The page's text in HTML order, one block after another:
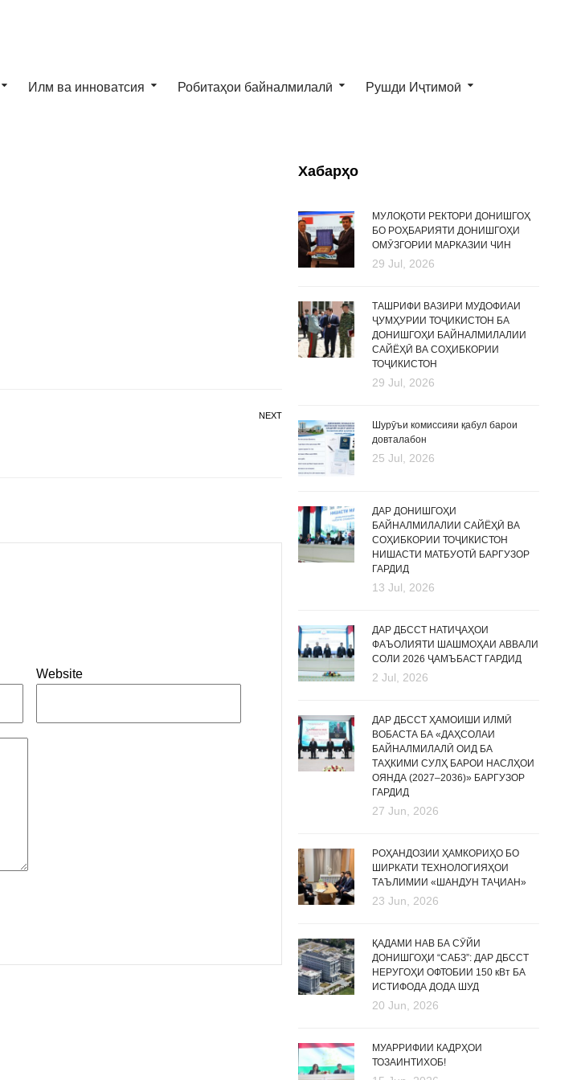
Илм ва инноватсия Робитаҳои байналмилалӣ Рушди Иҷтимоӣ
NEXT
Website
Хабарҳо
МУЛОҚОТИ РЕКТОРИ ДОНИШГОҲ
БО РОҲБАРИЯТИ ДОНИШГОҲИ
ОМӮЗГОРИИ МАРКАЗИИ ЧИН
29 Jul, 2026
ТАШРИФИ ВАЗИРИ МУДОФИАИ
ҶУМҲУРИИ ТОҶИКИСТОН БА
ДОНИШГОҲИ БАЙНАЛМИЛАЛИИ
САЙЁҲӢ ВА СОҲИБКОРИИ
ТОҶИКИСТОН
29 Jul, 2026
Шурӯъи комиссияи қабул барои
довталабон
25 Jul, 2026
ДАР ДОНИШГОҲИ
БАЙНАЛМИЛАЛИИ САЙЁҲӢ ВА
СОҲИБКОРИИ ТОҶИКИСТОН
НИШАСТИ МАТБУОТӢ БАРГУЗОР
ГАРДИД
13 Jul, 2026
ДАР ДБССТ НАТИҶАҲОИ
ФАЪОЛИЯТИ ШАШМОҲАИ АВВАЛИ
СОЛИ 2026 ҶАМЪБАСТ ГАРДИД
2 Jul, 2026
ДАР ДБССТ ҲАМОИШИ ИЛМӢ
ВОБАСТА БА «ДАҲСОЛАИ
БАЙНАЛМИЛАЛӢ ОИД БА
ТАҲКИМИ СУЛҲ БАРОИ НАСЛҲОИ
ОЯНДА (2027–2036)» БАРГУЗОР
ГАРДИД
27 Jun, 2026
РОҲАНДОЗИИ ҲАМКОРИҲО БО
ШИРКАТИ ТЕХНОЛОГИЯҲОИ
ТАЪЛИМИИ «ШАНДУН ТАҶИАН»
23 Jun, 2026
ҚАДАМИ НАВ БА СӮЙИ
ДОНИШГОҲИ “САБЗ”: ДАР ДБССТ
НЕРУГОҲИ ОФТОБИИ 150 кВт БА
ИСТИФОДА ДОДА ШУД
20 Jun, 2026
МУАРРИФИИ КАДРҲОИ
ТОЗАИНТИХОБ!